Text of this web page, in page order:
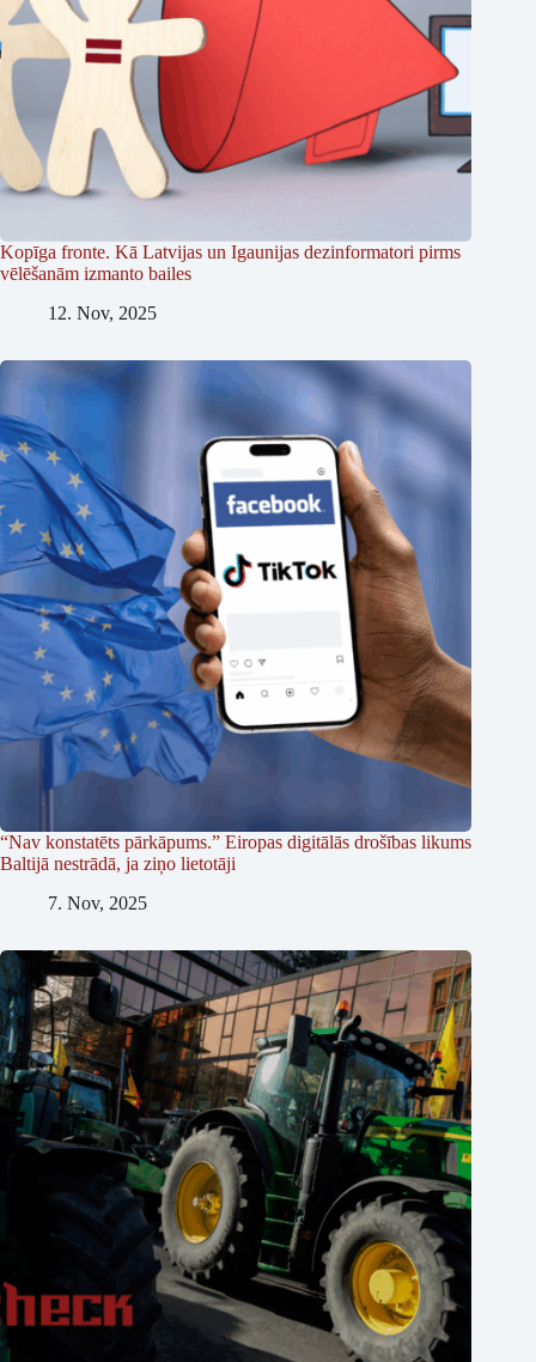
Kopīga fronte. Kā Latvijas un Igaunijas dezinformatori pirms
vēlēšanām izmanto bailes
12. Nov, 2025
“Nav konstatēts pārkāpums.” Eiropas digitālās drošības likums
Baltijā nestrādā, ja ziņo lietotāji
7. Nov, 2025